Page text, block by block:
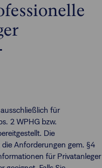
für
2 WPHG bzw.
Die
Anforderungen gem. §4
für Privatanleger